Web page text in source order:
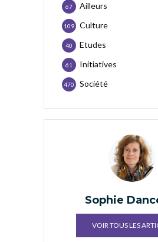
Ailleurs
67
Culture
109
Etudes
40
Initiatives
61
Société
470
Sophie
VOIR TOUS LES